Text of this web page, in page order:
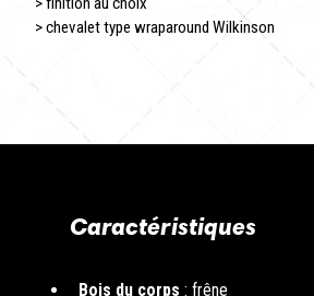
> chevalet type wraparound Wilkinson
Caractéristiques
Bois du corps : frêne